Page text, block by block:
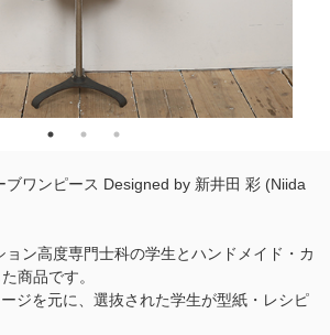
ブワンピース Designed by 新井田 彩 (Niida
ン高度専門士科の学生とハンドメイド・カ
商品です。
ジを元に、選抜された学生が型紙・レシピ